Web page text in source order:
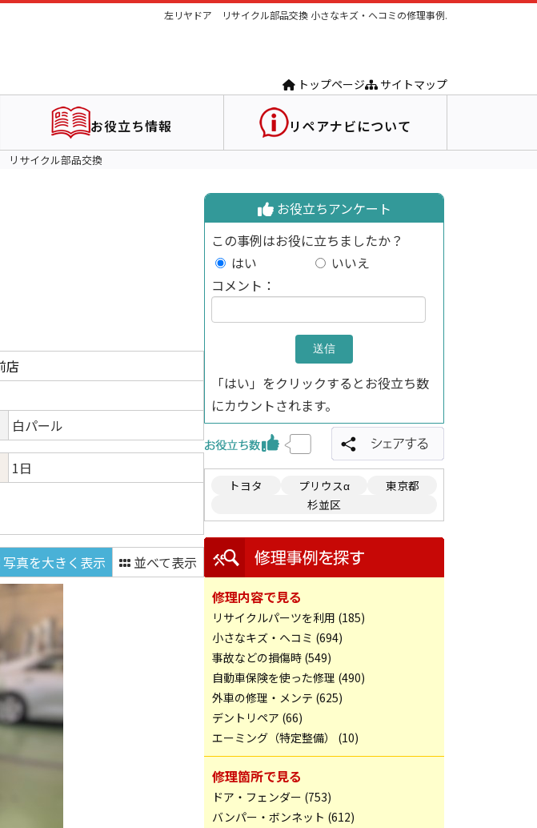
左リヤドア リサイクル部品交換 小さなキズ・ヘコミの修理事例.
トップページ サイトマップ
お役立ち情報 リペアナビについて
リサイクル部品交換
店
白パール
1日
写真を大きく表示 並べて表示
お役立ちアンケート
この事例はお役に立ちましたか？
はい
いいえ
コメント：
「はい」をクリックするとお役立ち数
にカウントされます。
トヨタ プリウスα
東京都
杉並区
修理内容で見る
リサイクルパーツを利用 (185)
小さなキズ・ヘコミ (694)
事故などの損傷時 (549)
自動車保険を使った修理 (490)
外車の修理・メンテ (625)
デントリペア (66)
エーミング（特定整備） (10)
修理箇所で見る
ドア・フェンダー (753)
バンパー・ボンネット (612)